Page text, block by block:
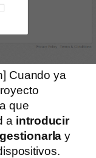
Cuando ya
que
a introducir
y